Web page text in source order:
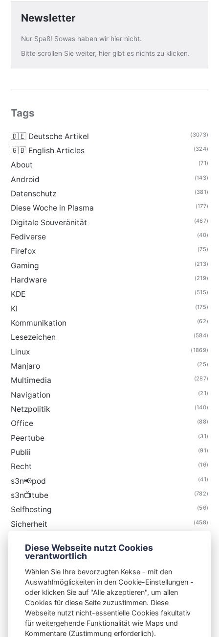
Newsletter
Nur Spaß! Sowas haben wir hier nicht.
Bitte scrollen Sie weiter, hier gibt es nichts zu klicken.
Tags
🇩🇪 Deutsche Artikel (3073)
🇬🇧 English Articles (324)
About (71)
Android (143)
Datenschutz (381)
Diese Woche in Plasma (177)
Digitale Souveränität (467)
Fediverse (40)
Firefox (75)
Gaming (213)
Hardware (219)
KDE (515)
KI (175)
Kommunikation (62)
Lesezeichen (584)
Linux (1869)
Manjaro (25)
Multimedia (287)
Navigation (21)
Netzpolitik (140)
Office (88)
Peertube (31)
Publii (91)
Recht (16)
s3n📢pod (41)
s3n📺tube (782)
Selfhosting (56)
Sicherheit (458)
Thunderbird
S3N🧩NET
Integrating Open-Source Blog Network (iOSBN)
Diese Webseite nutzt Cookies
verantwortlich
Wählen Sie Ihre bevorzugten Kekse - mit den
Auswahlmöglickeiten in den Cookie-Einstellungen -
oder klicken Sie auf "Alle akzeptieren", um allen
Cookies für diese Seite zuzustimmen. Diese
Webseite nutzt nicht-essentielle Cookies fakultativ
für weitergehende Funktionalität wie Maps und
Kommentare (Zustimmung erforderlich).